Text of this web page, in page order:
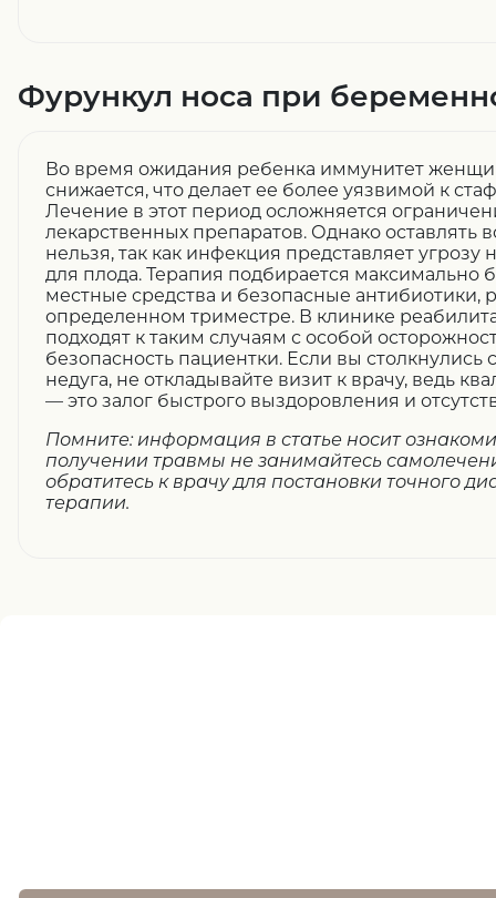
Фурункул носа при
Во время ожидания ребенка иммунитет
снижается, что делает ее более уязвимой к
Лечение в этот период осложняется
лекарственных препаратов. Однако оставлять
нельзя, так как инфекция представляет угрозу
для плода. Терапия подбирается максимально
местные средства и безопасные антибиотики,
определенном триместре. В клинике
подходят к таким случаям с особой
безопасность пациентки. Если вы
недуга, не откладывайте визит к врачу, ведь
— это залог быстрого выздоровления и
Помните: информация в статье носит
получении травмы не занимайтесь
обратитесь к врачу для постановки точного
терапии.